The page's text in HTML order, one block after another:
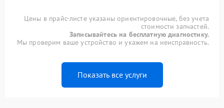
Цены в прайс-листе указаны ориентировочные, без учета
стоимости запчастей.
Записывайтесь на бесплатную диагностику.
Мы проверим ваше устройство и укажем на неисправность.
Показать все услуги